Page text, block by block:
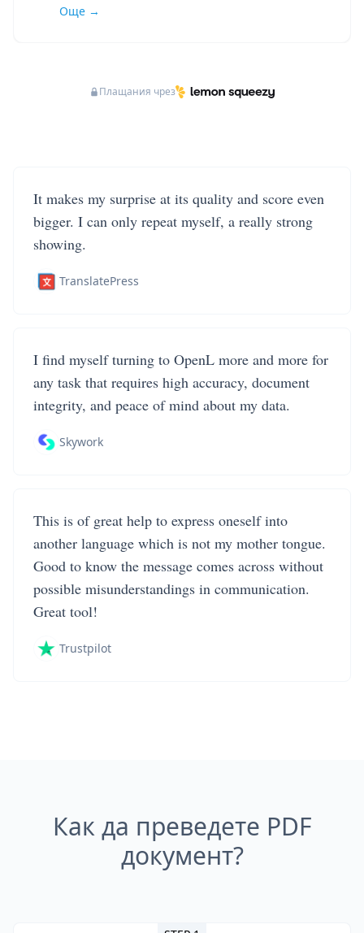
Още →
Плащания чрез
It makes my surprise at its quality and score even
bigger. I can only repeat myself, a really strong
showing.
TranslatePress
I find myself turning to OpenL more and more for
any task that requires high accuracy, document
integrity, and peace of mind about my data.
Skywork
This is of great help to express oneself into
another language which is not my mother tongue.
Good to know the message comes across without
possible misunderstandings in communication.
Great tool!
Trustpilot
Как да преведете PDF
документ?